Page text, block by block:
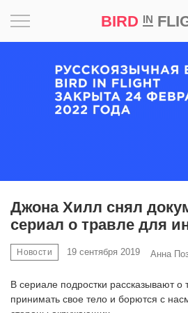
BIRD IN
Джона Хилл снял
сериал о травле для
Новости 19 сентября 2019 Анна
В сериале подростки рассказывают о
принимать свое тело и борются с